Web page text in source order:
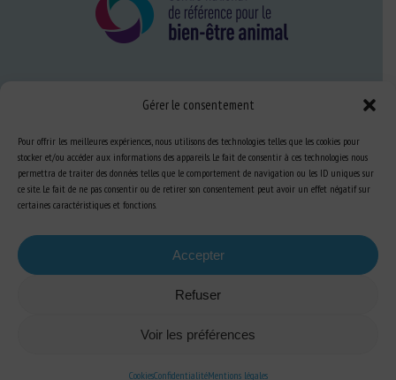
Gérer le consentement
Pour offrir les meilleures expériences, nous utilisons des technologies telles que les cookies pour
stocker et/ou accéder aux informations des appareils. Le fait de consentir à ces technologies nous
permettra de traiter des données telles que le comportement de navigation ou les ID uniques sur
ce site. Le fait de ne pas consentir ou de retirer son consentement peut avoir un effet négatif sur
certaines caractéristiques et fonctions.
Accepter
Refuser
Voir les préférences
CookiesConfidentialitéMentions légales
Expertise
S’informer sur le BEA
Se former au BEA
Ressources
S’abonner aux actualités